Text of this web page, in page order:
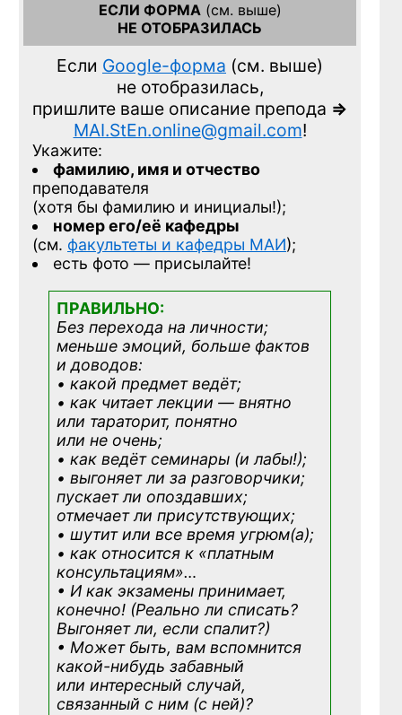
ЕСЛИ ФОРМА(см. выше)
НЕ ОТОБРАЗИЛАСЬ
Если Google-форма (см. выше)
не отобразилась,
пришлите ваше описание препода =>
MAI.StEn.online@gmail.com!
Укажите:
фамилию, имя и отчество
преподавателя
(хотя бы фамилию и инициалы!);
номер его/её кафедры
(см. факультеты и кафедры МАИ);
есть фото — присылайте!
ПРАВИЛЬНО:
Без перехода на личности;
меньше эмоций, больше фактов
и доводов:
• какой предмет ведёт;
• как читает лекции — внятно
или тараторит, понятно
или не очень;
• как ведёт семинары (и лабы!);
• выгоняет ли за разговорчики;
пускает ли опоздавших;
отмечает ли присутствующих;
• шутит или все время угрюм(а);
• как относится к «платным
консультациям»…
• И как экзамены принимает,
конечно! (Реально ли списать?
Выгоняет ли, если спалит?)
• Может быть, вам вспомнится
какой-нибудь забавный
или интересный случай,
связанный с ним (с ней)?